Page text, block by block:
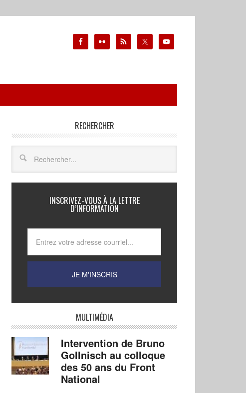
RECHERCHER
INSCRIVEZ-VOUS À LA LETTRE
D’INFORMATION
MULTIMÉDIA
Intervention de Bruno
Gollnisch au colloque
des 50 ans du Front
National